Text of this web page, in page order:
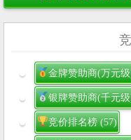
金牌赞助商(万元
银牌赞助商(千元
竞价排名榜(57)